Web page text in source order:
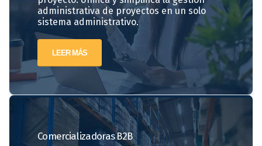
administrativa de proyectos en un solo
sistema administrativo.
LEER MÁS
ComercializadorasB2B